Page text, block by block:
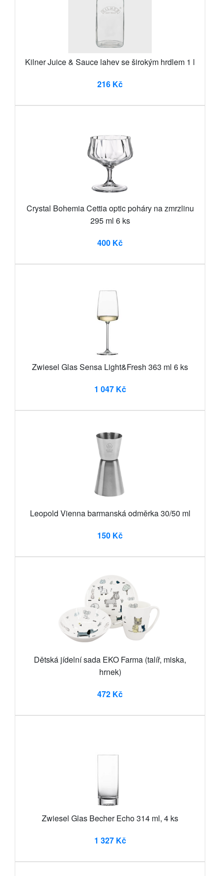
Kilner Juice & Sauce lahev se širokým hrdlem 1 l
216 Kč
Crystal Bohemia Cettia optic poháry na zmrzlinu
295 ml 6 ks
400 Kč
Zwiesel Glas Sensa Light&Fresh 363 ml 6 ks
1 047 Kč
Leopold Vienna barmanská odměrka 30/50 ml
150 Kč
Dětská jídelní sada EKO Farma (talíř, miska,
hrnek)
472 Kč
Zwiesel Glas Becher Echo 314 ml, 4 ks
1 327 Kč